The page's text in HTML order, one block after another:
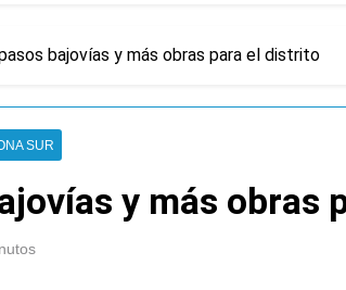
de la Cerveza: los tres secretos
se instala en Buenos Aires: mejora el
aprobó la ley de propiedad privada, pero
frente al Congreso durante la protesta
bajovías y más obras para el distrito
SUR
y más obras